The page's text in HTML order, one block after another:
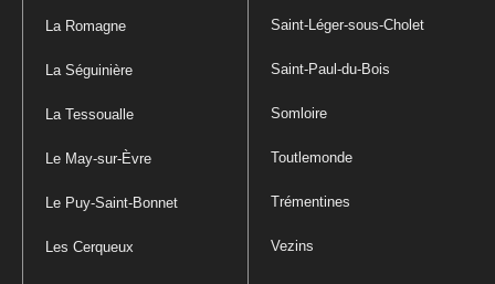
La Romagne
La Séguinière
La Tessoualle
Le May-sur-Èvre
Le Puy-Saint-Bonnet
Les Cerqueux
Saint-Léger-sous-Cholet
Saint-Paul-du-Bois
Somloire
Toutlemonde
Trémentines
Vezins